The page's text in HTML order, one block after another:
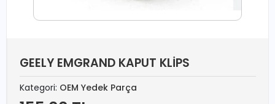
GEELY EMGRAND KAPUT KLİPS
Kategori: OEM Yedek Parça